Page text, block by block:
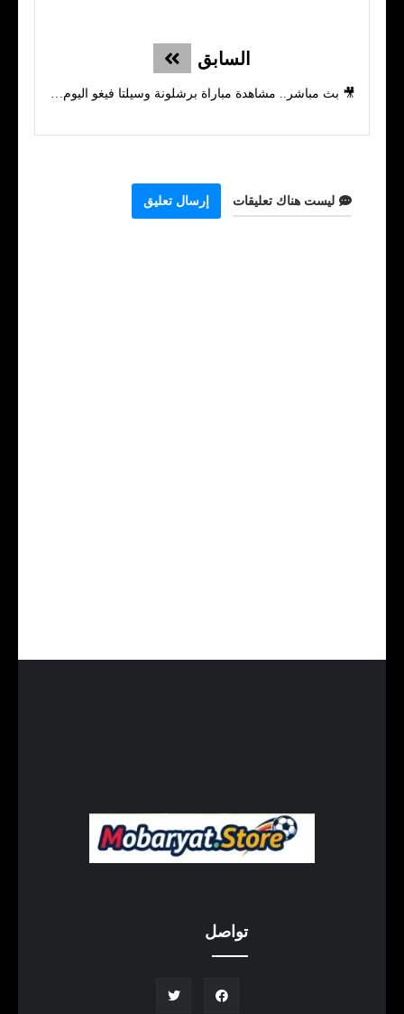
السابق
ليست هناك تعليقات إرسال تعليق
تواصل